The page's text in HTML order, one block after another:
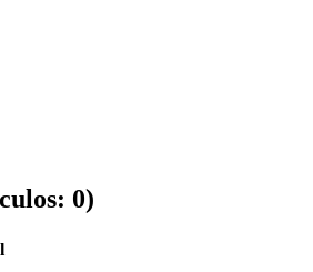
0)